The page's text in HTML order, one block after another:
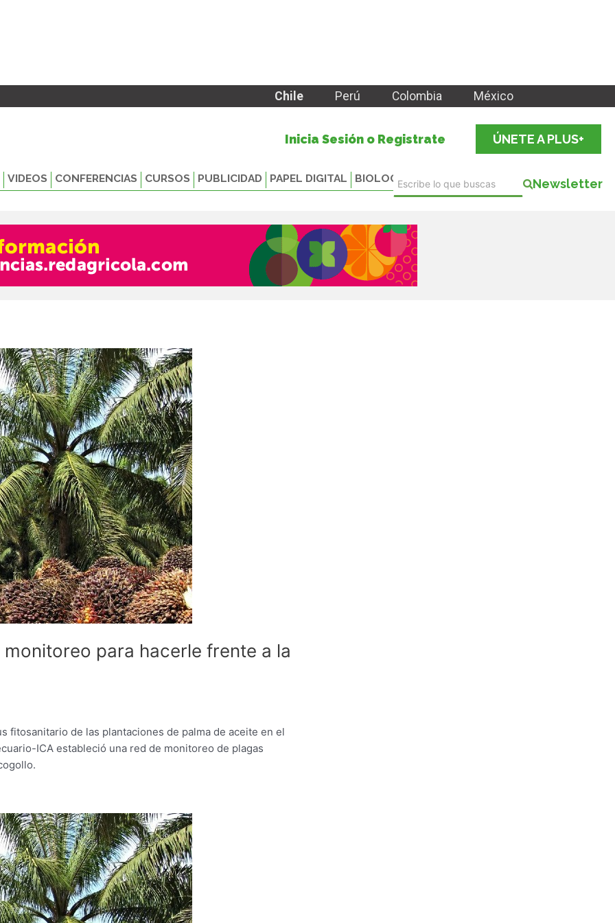
Chile Perú Colombia México
Inicia Sesión o Registrate ÚNETE A PLUS+
VIDEOS CONFERENCIAS CURSOS PUBLICIDAD PAPEL DIGITAL BIOLOGICALS Newsletter
para hacerle frente a la
de las plantaciones de palma de aceite en el
ICA estableció una red de monitoreo de plagas